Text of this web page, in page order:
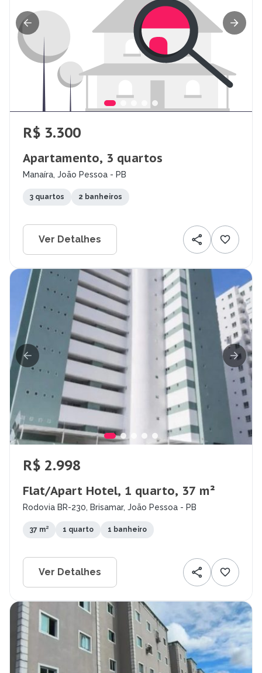
R$ 3.300
Apartamento, 3 quartos
Manaíra, João Pessoa - PB
3 quartos 2 banheiros
Ver Detalhes
R$ 2.998
Flat/Apart Hotel, 1 quarto, 37 m²
Rodovia BR-230, Brisamar, João Pessoa - PB
37 m² 1 quarto 1 banheiro
Ver Detalhes